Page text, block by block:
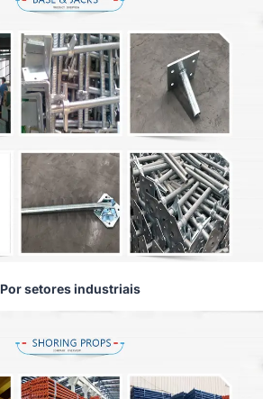
Por setores industriais